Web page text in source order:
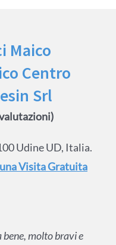
Maico
Centro
Srl
Udine UD, Italia.
Visita Gratuita
molto bravi e